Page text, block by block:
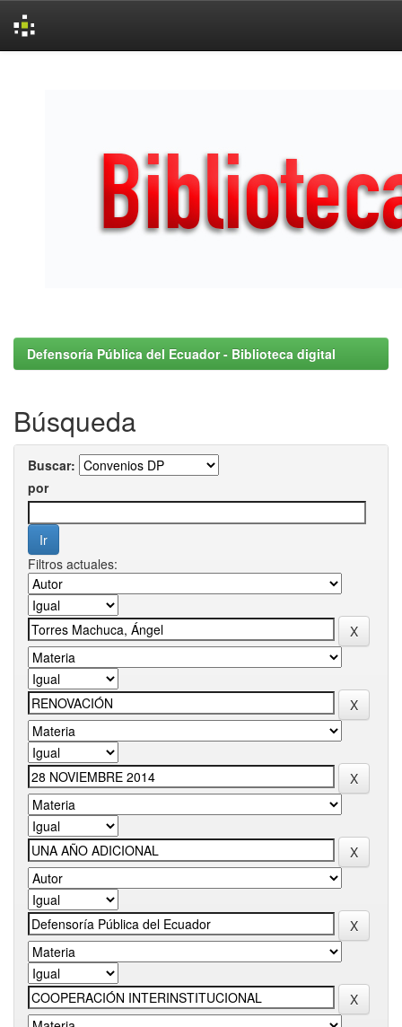
Defensoría Pública del Ecuador - Biblioteca digital
Búsqueda
Buscar:
por
Filtros actuales: